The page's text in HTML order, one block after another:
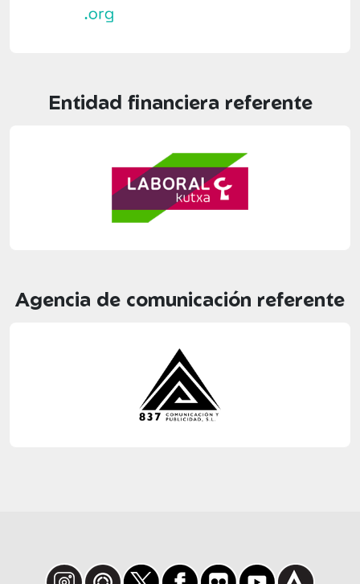
Entidad financiera referente
Agencia de comunicación referente
InstagramWhatsApp
X Facebook
Flickr Youtube